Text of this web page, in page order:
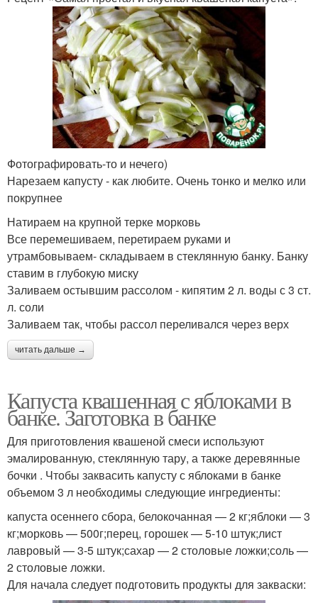
Фотографировать-то и нечего)
Нарезаем капусту - как любите. Очень тонко и мелко или
покрупнее
Натираем на крупной терке морковь
Все перемешиваем, перетираем руками и
утрамбовываем- складываем в стеклянную банку. Банку
ставим в глубокую миску
Заливаем остывшим рассолом - кипятим 2 л. воды с 3 ст.
л. соли
Заливаем так, чтобы рассол переливался через верх
читать дальше →
Капуста квашенная с яблоками в
банке. Заготовка в банке
Для приготовления квашеной смеси используют
эмалированную, стеклянную тару, а также деревянные
бочки . Чтобы заквасить капусту с яблоками в банке
объемом 3 л необходимы следующие ингредиенты:
капуста осеннего сбора, белокочанная — 2 кг;яблоки — 3
кг;морковь — 500г;перец, горошек — 5-10 штук;лист
лавровый — 3-5 штук;сахар — 2 столовые ложки;соль —
2 столовые ложки.
Для начала следует подготовить продукты для закваски: